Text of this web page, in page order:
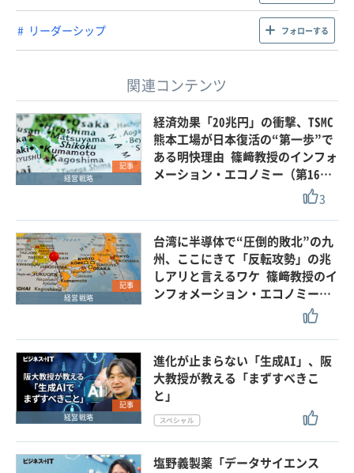
リーダーシップ フォローする
関連コンテンツ
記事
経営戦略
経済効果「20兆円」の衝撃、TSMC
熊本工場が日本復活の“第一歩”で
ある明快理由 篠﨑教授のインフォ
メーション・エコノミー（第16…
3
記事
経営戦略
台湾に半導体で“圧倒的敗北”の九
州、ここにきて「反転攻勢」の兆
しアリと言えるワケ 篠﨑教授のイ
ンフォメーション・エコノミー…
記事
経営戦略
進化が止まらない「生成AI」、阪
大教授が教える「まずすべきこ
と」
塩野義製薬「データサイエンス